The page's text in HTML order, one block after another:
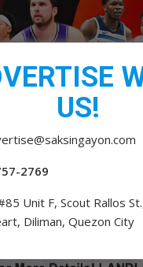
US!
2769
Unit F, Scout Rallos
Diliman, Quezon City